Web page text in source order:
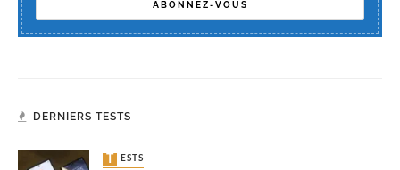
DERNIERS TESTS
TESTS